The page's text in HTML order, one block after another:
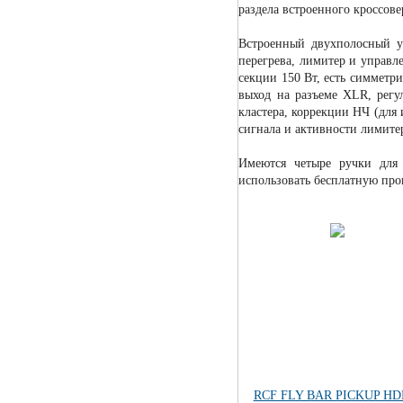
раздела встроенного
Встроенный двухполосный
перегрева, лимитер и
секции 150 Вт, есть
выход на разъеме XLR,
кластера, коррекции НЧ
сигнала и активности
Имеются четыре ручки
использовать бесплатную
RCF FLY BAR PICKUP